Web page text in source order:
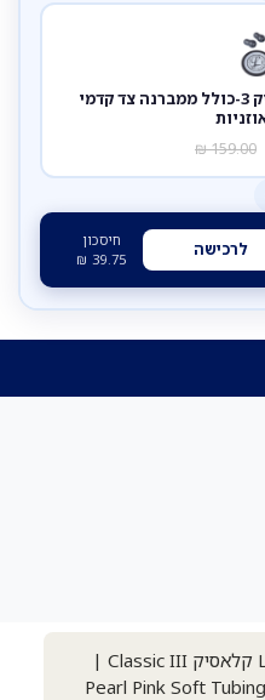
[260805] סט ממברנה קלאסיק 3-כולל ממברנה צד קדמי
159.00
₪
לרכישה
חיסכון
39.75
₪
סטטוסקופ ליטמן Littmann 3 קלאסיק Classic III |